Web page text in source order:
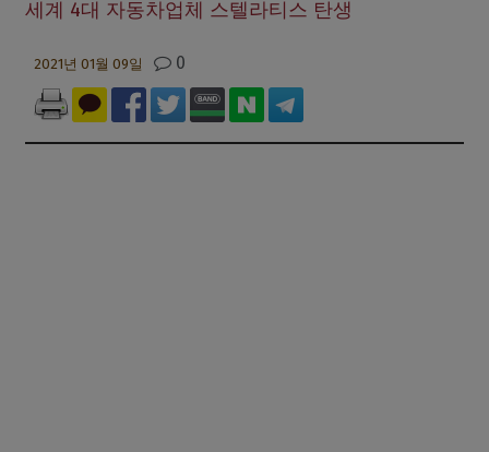
세계 4대 자동차업체 스텔라티스 탄생
2021년 01월 09일 0